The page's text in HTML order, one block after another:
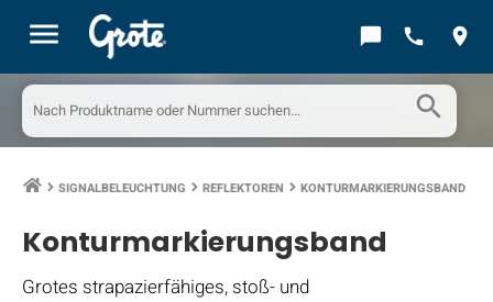
menu chat_bubble call location_on
search
keyboard_arrow_right SIGNALBELEUCHTUNG keyboard_arrow_right REFLEKTOREN keyboard_arrow_right KONTURMARKIERUNGSBAND
Konturmarkierungsband
Grotes strapazierfähiges, stoß- und